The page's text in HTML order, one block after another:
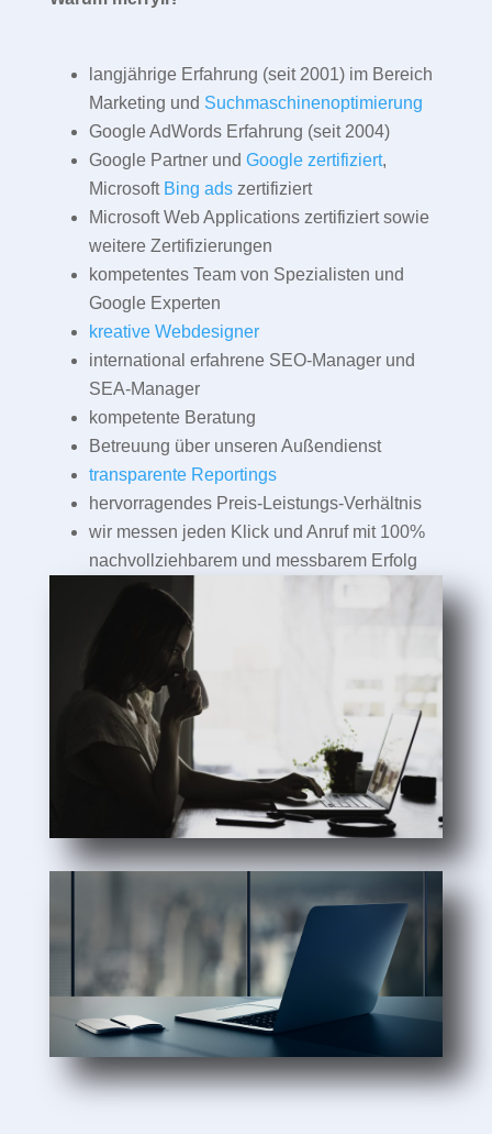
langjährige Erfahrung (seit 2001) im Bereich
Marketing und Suchmaschinenoptimierung
Google AdWords Erfahrung (seit 2004)
Google Partner und Google zertifiziert,
Microsoft Bing adszertifiziert
Microsoft Web Applications zertifiziert sowie
weitere Zertifizierungen
kompetentes Team von Spezialisten und
Google Experten
kreative Webdesigner
international erfahrene SEO-Manager und
SEA-Manager
kompetente Beratung
Betreuung über unseren Außendienst
transparente Reportings
hervorragendes Preis-Leistungs-Verhältnis
wir messen jeden Klick und Anruf mit 100%
nachvollziehbarem und messbarem Erfolg